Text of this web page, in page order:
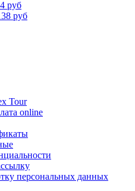
руб
руб
Tour
online
персональных данных